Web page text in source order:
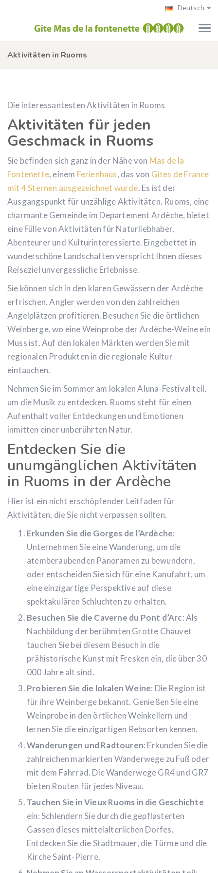
Deutsch
Aktivitäten in Ruoms
Die interessantesten Aktivitäten in Ruoms
Aktivitäten für jeden
Geschmack in Ruoms
Sie befinden sich ganz in der Nähe von Mas de la
Fontenette, einem Ferienhaus, das von Gites de France
mit 4 Sternen ausgezeichnet wurde. Es ist der
Ausgangspunkt für unzählige Aktivitäten. Ruoms, eine
charmante Gemeinde im Departement Ardèche, bietet
eine Fülle von Aktivitäten für Naturliebhaber,
Abenteurer und Kulturinteressierte. Eingebettet in
wunderschöne Landschaften verspricht Ihnen dieses
Reiseziel unvergessliche Erlebnisse.
Sie können sich in den klaren Gewässern der Ardèche
erfrischen. Angler werden von den zahlreichen
Angelplätzen profitieren. Besuchen Sie die örtlichen
Weinberge, wo eine Weinprobe der Ardèche-Weine ein
Muss ist. Auf den lokalen Märkten werden Sie mit
regionalen Produkten in die regionale Kultur
eintauchen.
Nehmen Sie im Sommer am lokalen Aluna-Festival teil,
um die Musik zu entdecken. Ruoms steht für einen
Aufenthalt voller Entdeckungen und Emotionen
inmitten einer unberührten Natur.
Entdecken Sie die
unumgänglichen Aktivitäten
in Ruoms in der Ardèche
Hier ist ein nicht erschöpfender Leitfaden für
Aktivitäten, die Sie nicht verpassen sollten.
Erkunden Sie die Gorges de l’Ardèche:
Unternehmen Sie eine Wanderung, um die
atemberaubenden Panoramen zu bewundern,
oder entscheiden Sie sich für eine Kanufahrt, um
eine einzigartige Perspektive auf diese
spektakulären Schluchten zu erhalten.
Besuchen Sie die Caverne du Pont d’Arc: Als
Nachbildung der berühmten Grotte Chauvet
tauchen Sie bei diesem Besuch in die
prähistorische Kunst mit Fresken ein, die über 30
000 Jahre alt sind.
Probieren Sie die lokalen Weine: Die Region ist
für ihre Weinberge bekannt. Genießen Sie eine
Weinprobe in den örtlichen Weinkellern und
lernen Sie die einzigartigen Rebsorten kennen.
Wanderungen und Radtouren: Erkunden Sie die
zahlreichen markierten Wanderwege zu Fuß oder
mit dem Fahrrad. Die Wanderwege GR4 und GR7
bieten Routen für jedes Niveau.
Tauchen Sie in Vieux Ruoms in die Geschichte
ein: Schlendern Sie durch die gepflasterten
Gassen dieses mittelalterlichen Dorfes.
Entdecken Sie die Stadtmauer, die Türme und die
Kirche Saint-Pierre.